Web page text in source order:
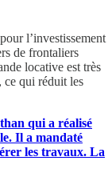
l’investissement
de frontaliers
locative est très
ce qui réduit les
qui a réalisé
Il a mandaté
les travaux. La